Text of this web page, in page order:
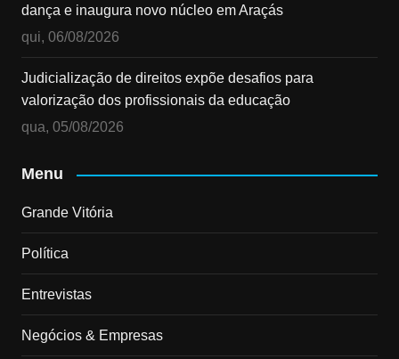
dança e inaugura novo núcleo em Araçás
qui, 06/08/2026
Judicialização de direitos expõe desafios para
valorização dos profissionais da educação
qua, 05/08/2026
Menu
Grande Vitória
Política
Entrevistas
Negócios & Empresas